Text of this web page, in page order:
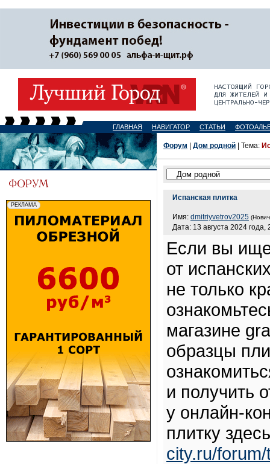
ГЛАВНАЯ НАВИГАТОР СТАТЬИ
Форум Дом родной | Тема:
Испанская плитка
Имя: dmitriyvetrov2025
Дата: 13 августа 2024 года,
Если вы
от
не только
магазине
образцы
и получить
у онлайн-
плитку
city.ru/